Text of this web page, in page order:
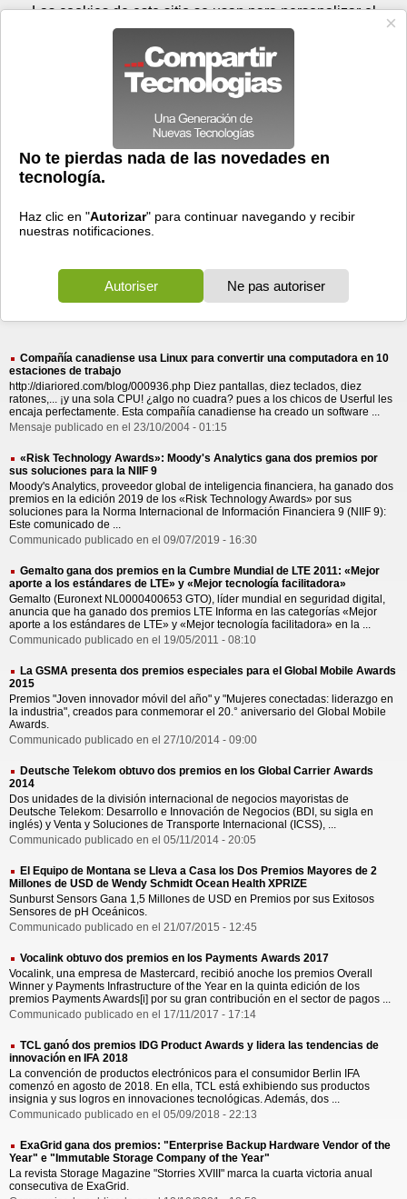
Prensa Videos
> dos premios
dos premios
676 resultados Ordenar por fecha-Ordenar por pertinencia
Compañía canadiense usa Linux para convertir una computadora en 10
estaciones de trabajo
http://diariored.com/blog/000936.php Diez pantallas, diez teclados, diez
ratones,... ¡y una sola CPU! ¿algo no cuadra? pues a los chicos de Userful les
encaja perfectamente. Esta compañía canadiense ha creado un software ...
Mensaje publicado en el 23/10/2004 - 01:15
«Risk Technology Awards»: Moody's Analytics gana dos premios por
sus soluciones para la NIIF 9
Moody's Analytics, proveedor global de inteligencia financiera, ha ganado dos
premios en la edición 2019 de los «Risk Technology Awards» por sus
soluciones para la Norma Internacional de Información Financiera 9 (NIIF 9):
Este comunicado de ...
Communicado publicado en el 09/07/2019 - 16:30
Gemalto gana dos premios en la Cumbre Mundial de LTE 2011: «Mejor
aporte a los estándares de LTE» y «Mejor tecnología facilitadora»
Gemalto (Euronext NL0000400653 GTO), líder mundial en seguridad digital,
anuncia que ha ganado dos premios LTE Informa en las categorías «Mejor
aporte a los estándares de LTE» y «Mejor tecnología facilitadora» en la ...
Communicado publicado en el 19/05/2011 - 08:10
La GSMA presenta dos premios especiales para el Global Mobile Awards
2015
Premios "Joven innovador móvil del año" y "Mujeres conectadas: liderazgo en
la industria", creados para conmemorar el 20.° aniversario del Global Mobile
Awards.
Communicado publicado en el 27/10/2014 - 09:00
Deutsche Telekom obtuvo dos premios en los Global Carrier Awards
2014
Dos unidades de la división internacional de negocios mayoristas de
Deutsche Telekom: Desarrollo e Innovación de Negocios (BDI, su sigla en
inglés) y Venta y Soluciones de Transporte Internacional (ICSS), ...
Communicado publicado en el 05/11/2014 - 20:05
El Equipo de Montana se Lleva a Casa los Dos Premios Mayores de 2
Millones de USD de Wendy Schmidt Ocean Health XPRIZE
Sunburst Sensors Gana 1,5 Millones de USD en Premios por sus Exitosos
Sensores de pH Oceánicos.
Communicado publicado en el 21/07/2015 - 12:45
Vocalink obtuvo dos premios en los Payments Awards 2017
Vocalink, una empresa de Mastercard, recibió anoche los premios Overall
Winner y Payments Infrastructure of the Year en la quinta edición de los
premios Payments Awards[i] por su gran contribución en el sector de pagos ...
Communicado publicado en el 17/11/2017 - 17:14
TCL ganó dos premios IDG Product Awards y lidera las tendencias de
innovación en IFA 2018
La convención de productos electrónicos para el consumidor Berlin IFA
comenzó en agosto de 2018. En ella, TCL está exhibiendo sus productos
insignia y sus logros en innovaciones tecnológicas. Además, dos ...
Communicado publicado en el 05/09/2018 - 22:13
ExaGrid gana dos premios: "Enterprise Backup Hardware Vendor of the
Year" e "Immutable Storage Company of the Year"
La revista Storage Magazine "Storries XVIII" marca la cuarta victoria anual
consecutiva de ExaGrid.
Domingo 09 de agosto - 13:00 Registrar Conectar
Las cookies de este sitio se usan para personalizar el
contenido y los anuncios, para ofrecer funciones de medios
sociales y para analizar el tráfico. Además, compartimos
información sobre el uso que haga del sitio web con nuestros
partners de medios sociales, de publicidad y de análisis
web.
OK